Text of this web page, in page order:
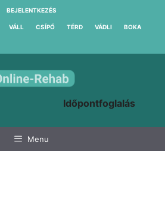
BEJELENTKEZÉS
VÁLL CSÍPŐ TÉRD VÁDLI BOKA
Időpontfoglalás
Menu